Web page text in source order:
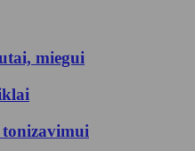
miegui